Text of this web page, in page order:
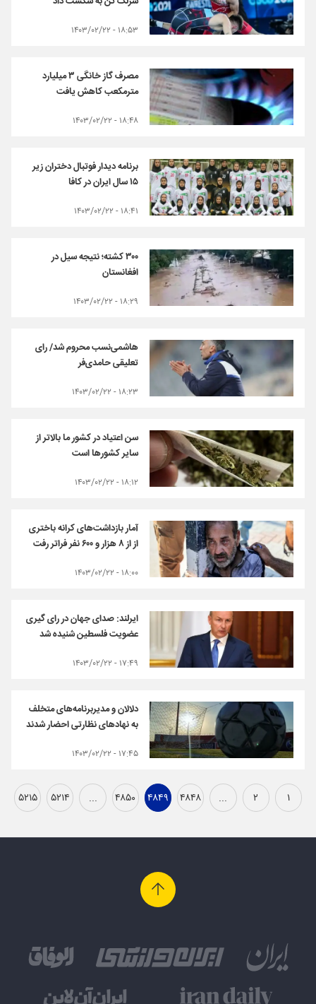
۱۸:۵۳ - ۱۴۰۳/۰۲/۲۲
مصرف گاز خانگی ۳ میلیارد
مترمکعب کاهش یافت
۱۸:۴۸ - ۱۴۰۳/۰۲/۲۲
برنامه دیدار فوتبال دختران زیر
۱۵ سال ایران در کافا
۱۸:۴۱ - ۱۴۰۳/۰۲/۲۲
۳۰۰ کشته؛ نتیجه سیل در
افغانستان
۱۸:۲۹ - ۱۴۰۳/۰۲/۲۲
هاشمی‌نسب محروم شد/ رای
تعلیقی حامدی‌فر
۱۸:۲۳ - ۱۴۰۳/۰۲/۲۲
سن اعتیاد در کشور ما بالاتر از
سایر کشورها است
۱۸:۱۲ - ۱۴۰۳/۰۲/۲۲
آمار بازداشت‌های کرانه‌ باختری
از از ۸ هزار و ۶۰۰ نفر فراتر رفت
۱۸:۰۰ - ۱۴۰۳/۰۲/۲۲
ایرلند: صدای جهان در رای گیری
عضویت فلسطین شنیده شد
۱۷:۴۹ - ۱۴۰۳/۰۲/۲۲
دلالان و مدیربرنامه‌های متخلف
به نهادهای نظارتی احضار شدند
۱۷:۴۵ - ۱۴۰۳/۰۲/۲۲
۱ ۲ ... ۴۸۴۸ ۴۸۴۹ ۴۸۵۰ ... ۵۲۱۴ ۵۲۱۵